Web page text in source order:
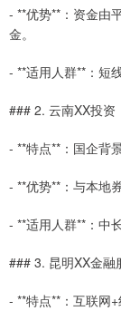
- **优势**：资金由
金。
- **适用人群**：短
### 2. 云南XX投资
- **特点**：国企背
- **优势**：与本地
- **适用人群**：中
### 3. 昆明XX金融
- **特点**：互联网